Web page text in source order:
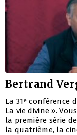
Bertrand
La 31ᵉ conférence
La vie divine ».
la première série
la quatrième, la